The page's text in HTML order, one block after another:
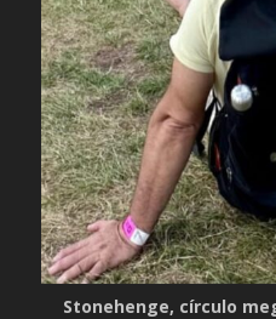
Stonehenge, círculo